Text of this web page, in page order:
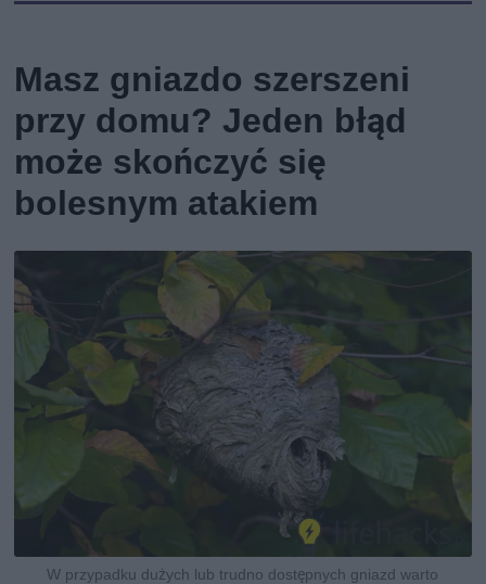
Masz gniazdo szerszeni
przy domu? Jeden błąd
może skończyć się
bolesnym atakiem
W przypadku dużych lub trudno dostępnych gniazd warto